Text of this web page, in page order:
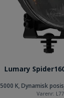
Lumary
5000 K, Dynamisk
Varenr: